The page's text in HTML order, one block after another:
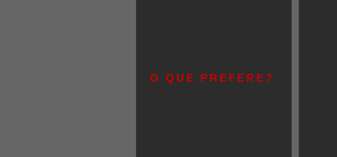
O QUE PREFERE?